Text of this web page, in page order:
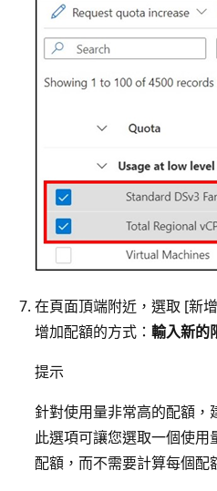
在頁面頂端附近，選取 [新
增加配額的方式： 輸入新的
提示
針對使用量非常高的配額，
此選項可讓您選取一個使
配額，而不需要計算每個配